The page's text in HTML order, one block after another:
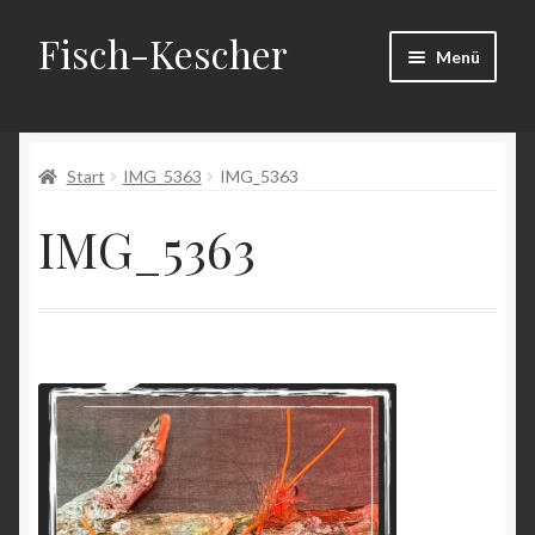
Zur
Navigation
Zum
Inhalt
Fisch-Kescher Menü
AGB
Datenschutzerklärung
Echtheit von Bewertungen
Kasse
Mein Konto
Start IMG_5363 IMG_5363
IMG_5363